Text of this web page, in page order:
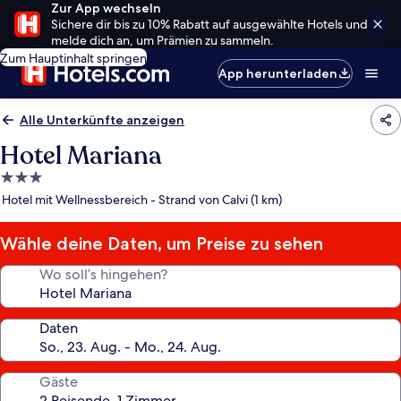
Zur App wechseln
Sichere dir bis zu 10% Rabatt auf ausgewählte Hotels und
melde dich an, um Prämien zu sammeln.
Zum Hauptinhalt springen
App herunterladen
Alle Unterkünfte anzeigen
Hotel Mariana
3.0-
Sterne-
Hotel mit Wellnessbereich - Strand von Calvi (1 km)
Wähle deine Daten, um Preise zu sehen
Wo soll’s hingehen?
Daten
Gäste